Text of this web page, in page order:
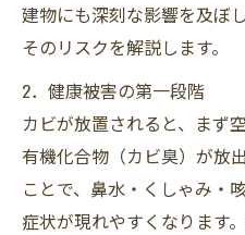
建物にも深刻な影響を及ぼ
そのリスクを解説します。
2．健康被害の第一段階
カビが放置されると、まず
有機化合物（カビ臭）が放
ことで、鼻水・くしゃみ・
症状が現れやすくなります